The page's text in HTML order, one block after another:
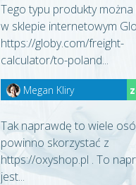
Tego typu produkty można
w sklepie internetowym
https://globy.com/freight-
calculator/to-poland...
Megan Kliry
Tak naprawdę to wiele
powinno skorzystać z
https://oxyshop.pl . To
jest...